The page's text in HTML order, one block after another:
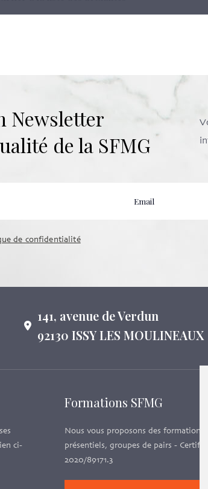
Newsletter
de la SFMG
de confidentialité
141, avenue de Verdun
92130 ISSY LES MOULINEAUX
ci-
Formations SFMG
Nous vous proposons des formations
présentiels, groupes de pairs -
2020/89171.3